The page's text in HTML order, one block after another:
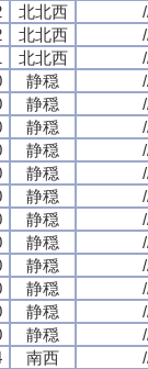
北北西
北北西
北北西
静穏
静穏
静穏
静穏
静穏
静穏
静穏
静穏
静穏
静穏
静穏
静穏
南西